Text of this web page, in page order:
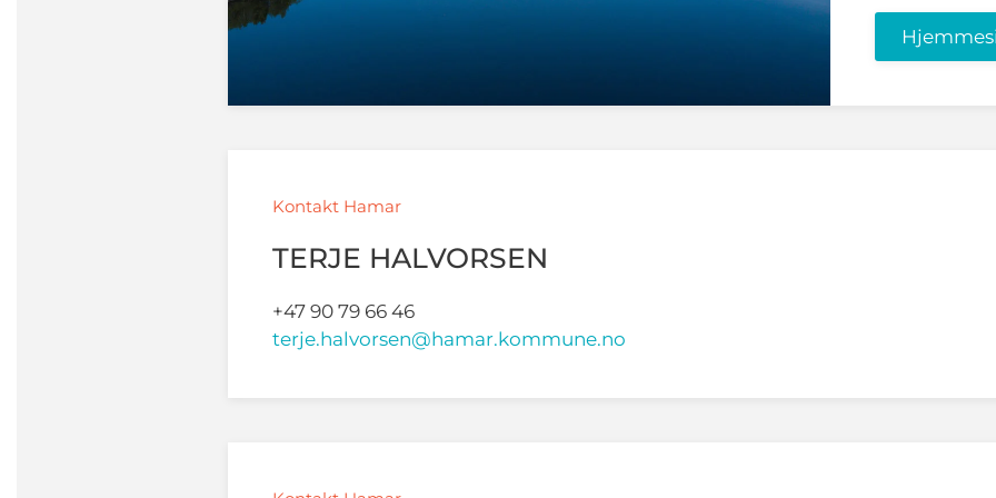
Kontakt Hamar
TERJE HALVORSEN
+47 90 79 66 46
terje.halvorsen@hamar.kommune.no